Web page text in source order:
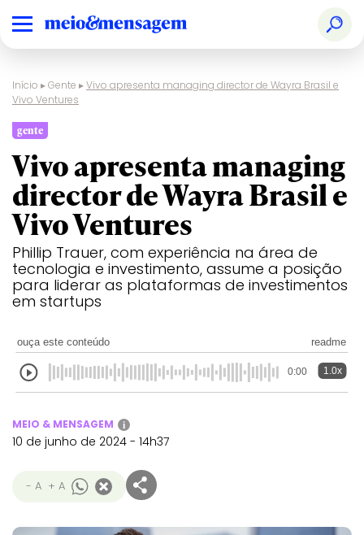
Início ▸Gente ▸Vivo apresenta managing director de Wayra Brasil e
Vivo Ventures
gente
Vivo apresenta managing
director de Wayra Brasil e
Vivo Ventures
Phillip Trauer, com experiência na área de
tecnologia e investimento, assume a posição
para liderar as plataformas de investimentos
em startups
ouça este conteúdo readme
0:00 1.0x
MEIO & MENSAGEM i
10 de junho de 2024 - 14h37
- A + A